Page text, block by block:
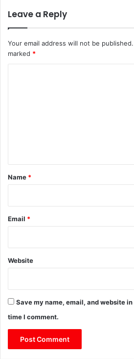
Leave a Reply
Your email address will not be published.
marked *
*
Name *
Email *
Website
Save my name, email, and website
time I comment.